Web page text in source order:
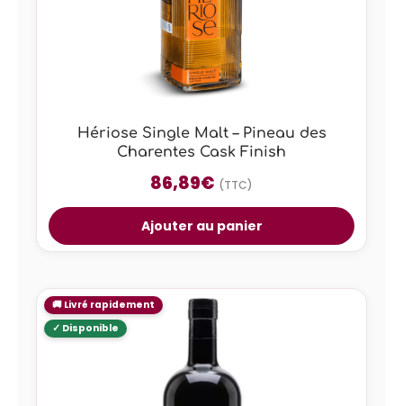
Hériose Single Malt – Pineau des
Charentes Cask Finish
86,89€ (TTC)
Ajouter au panier